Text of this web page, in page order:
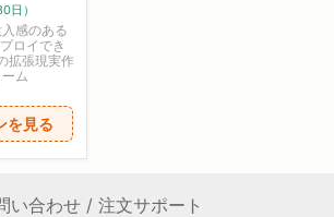
日）
感のある
ロイでき
拡張現実作
ム
を見る
い合わせ / 注文サポート